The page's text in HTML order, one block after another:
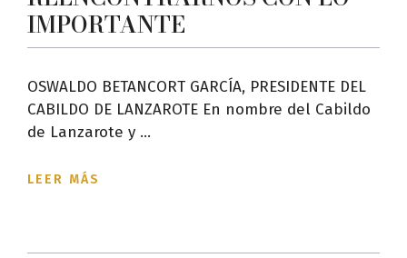
IMPORTANTE
OSWALDO BETANCORT GARCÍA, PRESIDENTE DEL
CABILDO DE LANZAROTE En nombre del Cabildo
de Lanzarote y ...
LEER MÁS